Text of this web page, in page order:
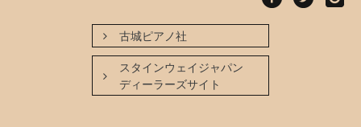
古城ピアノ社
スタインウェイジャパン
ディーラーズサイト